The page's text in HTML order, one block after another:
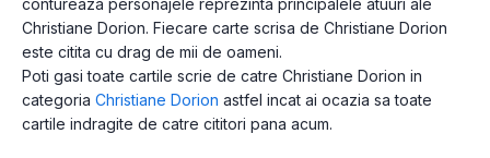
contureaza personajele reprezinta principalele atuuri ale
Christiane Dorion. Fiecare carte scrisa de Christiane Dorion
este citita cu drag de mii de oameni.
Poti gasi toate cartile scrie de catre Christiane Dorion in
categoria Christiane Dorion astfel incat ai ocazia sa toate
cartile indragite de catre cititori pana acum.